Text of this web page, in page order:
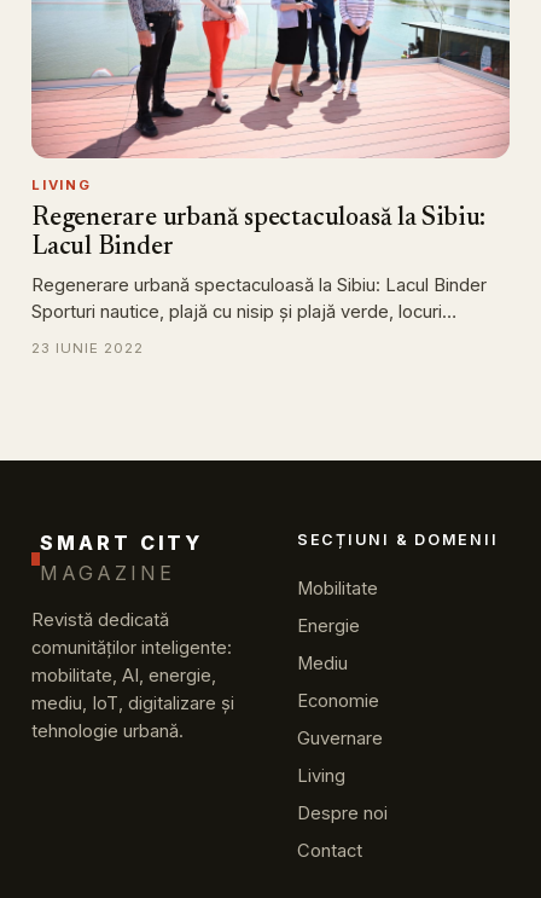
LIVING
Regenerare urbană spectaculoasă la Sibiu:
Lacul Binder
Regenerare urbană spectaculoasă la Sibiu: Lacul Binder
Sporturi nautice, plajă cu nisip și plajă verde, locuri…
23 IUNIE 2022
SMART CITY
MAGAZINE
Revistă dedicată
comunităților inteligente:
mobilitate, AI, energie,
mediu, IoT, digitalizare și
tehnologie urbană.
SECȚIUNI & DOMENII
Mobilitate
Energie
Mediu
Economie
Guvernare
Living
Despre noi
Contact